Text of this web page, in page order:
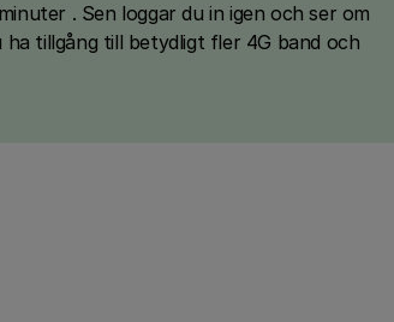
. Sen loggar du in igen och ser om
tillgång till betydligt fler 4G band och